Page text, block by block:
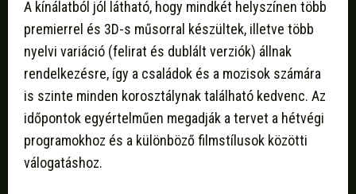
A kínálatból jól látható, hogy mindkét helyszínen több
premierrel és 3D-s műsorral készültek, illetve több
nyelvi variáció (felirat és dublált verziók) állnak
rendelkezésre, így a családok és a mozisok számára
is szinte minden korosztálynak található kedvenc. Az
időpontok egyértelműen megadják a tervet a hétvégi
programokhoz és a különböző filmstílusok közötti
válogatáshoz.